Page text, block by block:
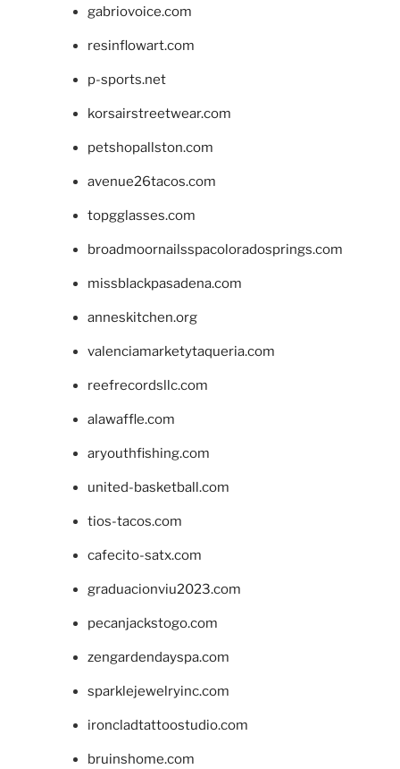
gabriovoice.com
resinflowart.com
p-sports.net
korsairstreetwear.com
petshopallston.com
avenue26tacos.com
topgglasses.com
broadmoornailsspacoloradosprings.com
missblackpasadena.com
anneskitchen.org
valenciamarketytaqueria.com
reefrecordsllc.com
alawaffle.com
aryouthfishing.com
united-basketball.com
tios-tacos.com
cafecito-satx.com
graduacionviu2023.com
pecanjackstogo.com
zengardendayspa.com
sparklejewelryinc.com
ironcladtattoostudio.com
bruinshome.com